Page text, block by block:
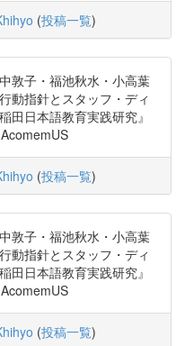
(投稿一覧)
敦子・福池秋水・小高葉
動指針とスタッフ・ディ
田日本語教育実践研究』
(投稿一覧)
敦子・福池秋水・小高葉
動指針とスタッフ・ディ
田日本語教育実践研究』
(投稿一覧)